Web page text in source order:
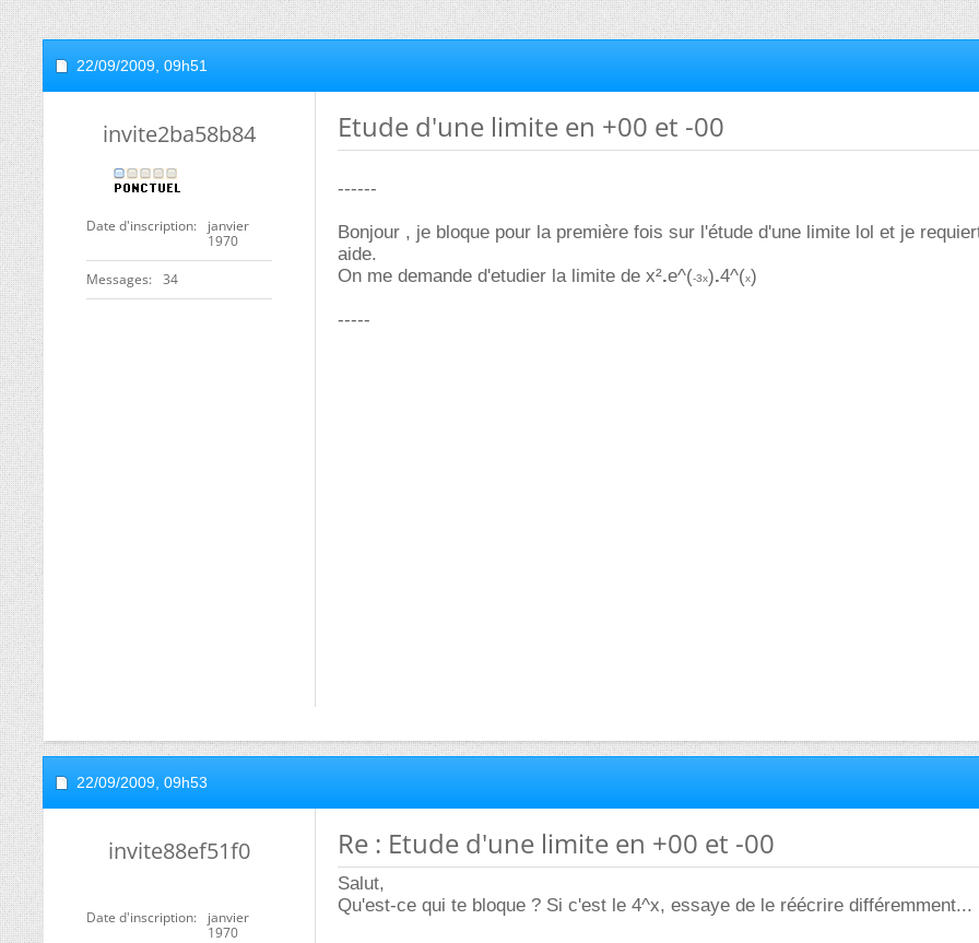
22/09/2009, 09h51
invite2ba58b84
Date d'inscription
janvier
1970
Messages 34
Etude d'une limite en +00 et -00
------
Bonjour , je bloque pour la première fois sur l'étude d'une limite lol et je
aide.
On me demande d'etudier la limite de x².e^(-3x).4^(x)
-----
22/09/2009, 09h53
invite88ef51f0
Date d'inscription
janvier
1970
Re : Etude d'une limite en +00 et -00
Salut,
Qu'est-ce qui te bloque ? Si c'est le 4^x, essaye de le réécrire différemment...